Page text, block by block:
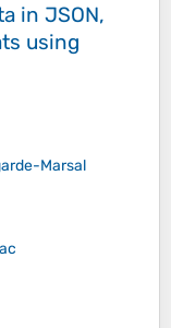
in JSON,
using
Marsal